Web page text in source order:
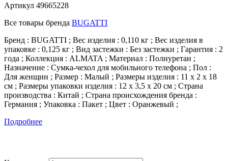
Артикул 49665228
Все товары бренда BUGATTI
Бренд : BUGATTI ; Вес изделия : 0,110 кг ; Вес изделия в
упаковке : 0,125 кг ; Вид застежки : Без застежки ; Гарантия : 2
года ; Коллекция : ALMATA ; Материал : Полиуретан ;
Назначение : Сумка-чехол для мобильного телефона ; Пол :
Для женщин ; Размер : Малый ; Размеры изделия : 11 х 2 х 18
см ; Размеры упаковки изделия : 12 х 3,5 х 20 см ; Страна
производства : Китай ; Страна происхождения бренда :
Германия ; Упаковка : Пакет ; Цвет : Оранжевый ;
Подробнее